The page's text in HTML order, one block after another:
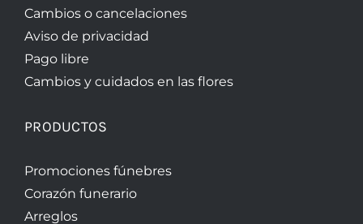
Cambios o cancelaciones
Aviso de privacidad
Pago libre
Cambios y cuidados en las flores
PRODUCTOS
Promociones fúnebres
Corazón funerario
Arreglos